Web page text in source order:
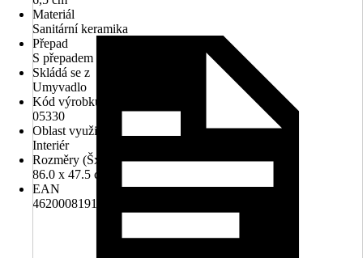
Materiál
Sanitární keramika
Přepad
S přepadem
Skládá se z
Umyvadlo
Kód výrobku
05330
Oblast využití
Interiér
Rozměry (ŠxH)
86.0 x 47.5 cm
EAN
4620008191676, 8595206605330